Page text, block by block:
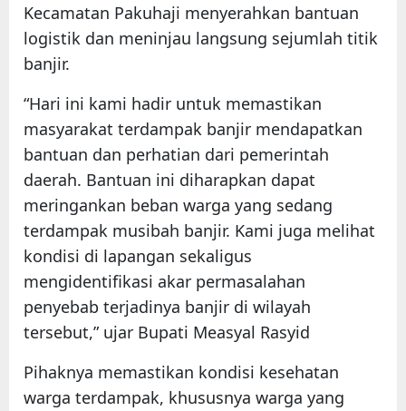
Kecamatan Pakuhaji menyerahkan bantuan
logistik dan meninjau langsung sejumlah titik
banjir.
“Hari ini kami hadir untuk memastikan
masyarakat terdampak banjir mendapatkan
bantuan dan perhatian dari pemerintah
daerah. Bantuan ini diharapkan dapat
meringankan beban warga yang sedang
terdampak musibah banjir. Kami juga melihat
kondisi di lapangan sekaligus
mengidentifikasi akar permasalahan
penyebab terjadinya banjir di wilayah
tersebut,” ujar Bupati Measyal Rasyid
Pihaknya memastikan kondisi kesehatan
warga terdampak, khususnya warga yang